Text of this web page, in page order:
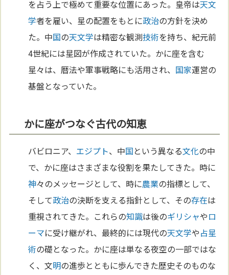
を占う上で極めて重要な位置にあった。皇帝は天文
学者を雇い、星の配置をもとに政治の方針を決め
た。中国の天文学は精密な観測技術を持ち、紀元前
4世紀には星図が作成されていた。かに座を含む
星々は、暦法や軍事戦略にも活用され、 国家運営の
基盤となっていた。
かに座がつなぐ古代の知恵
バビロニア、 エジプト、中国という異なる文化の中
で、かに座はさまざまな役割を果たしてきた。時に
神々のメッセージとして、時に農業の指標として、
そして政治の決断を支える指針として、その存在は
重視されてきた。これらの知識は後のギリシャやロ
ーマに受け継がれ、最終的には現代の天文学や占星
術の礎となった。かに座は単なる夜空の一部ではな
く、文明の進歩とともに歩んできた歴史そのものな